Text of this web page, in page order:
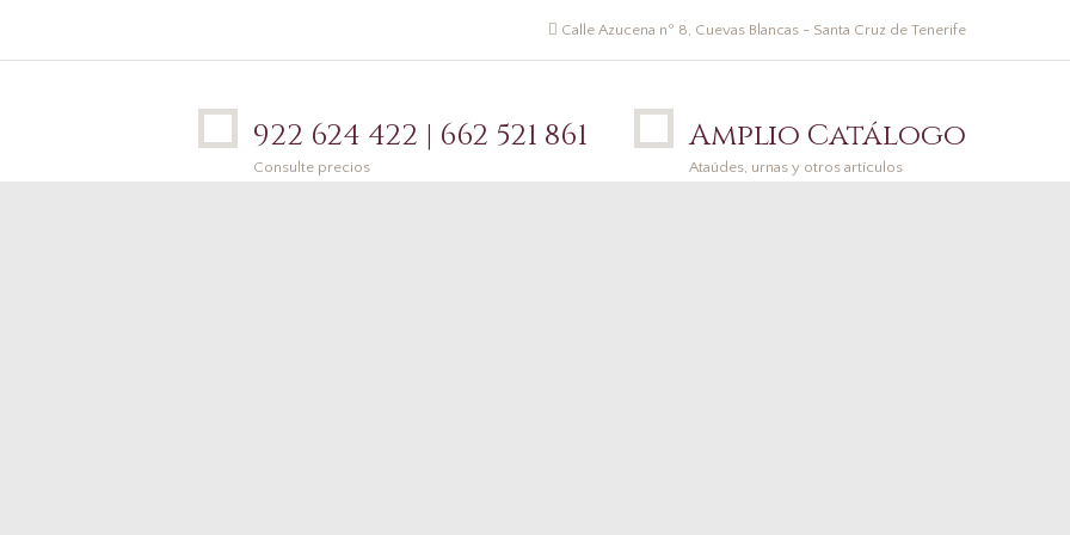
Calle Azucena nº 8, Cuevas Blancas - Santa Cruz de Tenerife
922 624 422 | 662 521 861
Consulte precios
Amplio Catálogo
Ataúdes, urnas y otros artículos